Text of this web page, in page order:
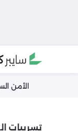
الأمن
تسريبات